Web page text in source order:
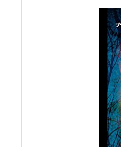
ピアース・ブロスナン
パーフェクト・プラン
（
ケイト・レディが完璧
（2010
（
（2008）
（
（2008）
（